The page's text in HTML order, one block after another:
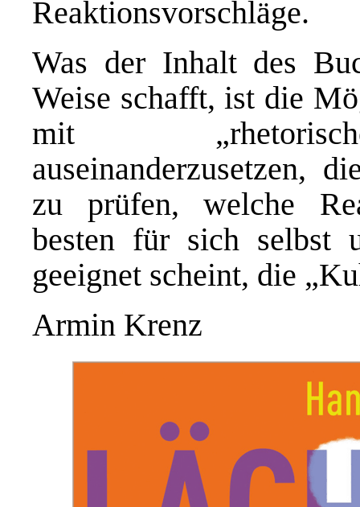
Reaktionsvorschläge.
Was der Inhalt des
Weise schafft, ist die
mit
auseinanderzusetzen,
zu prüfen, welche
besten für sich selbst
geeignet scheint, die
Armin Krenz